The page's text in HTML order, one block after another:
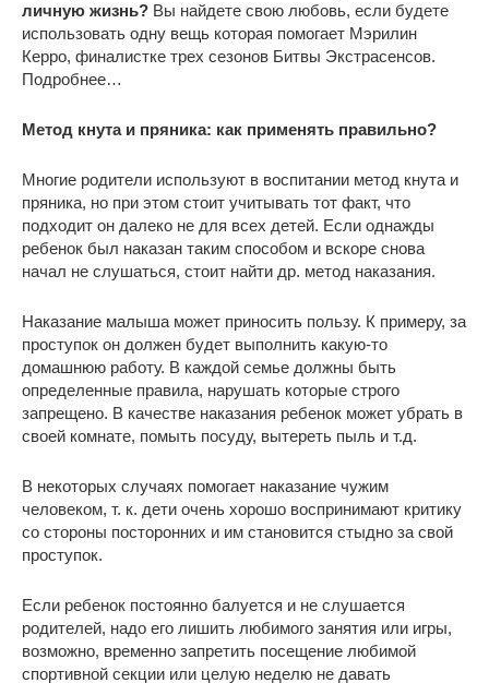
личную жизнь? Вы найдете свою любовь, если будете
использовать одну вещь которая помогает Мэрилин
Керро, финалистке трех сезонов Битвы Экстрасенсов.
Подробнее…
Метод кнута и пряника: как применять правильно?
Многие родители используют в воспитании метод кнута и
пряника, но при этом стоит учитывать тот факт, что
подходит он далеко не для всех детей. Если однажды
ребенок был наказан таким способом и вскоре снова
начал не слушаться, стоит найти др. метод наказания.
Наказание малыша может приносить пользу. К примеру, за
проступок он должен будет выполнить какую-то
домашнюю работу. В каждой семье должны быть
определенные правила, нарушать которые строго
запрещено. В качестве наказания ребенок может убрать в
своей комнате, помыть посуду, вытереть пыль и т.д.
В некоторых случаях помогает наказание чужим
человеком, т. к. дети очень хорошо воспринимают критику
со стороны посторонних и им становится стыдно за свой
проступок.
Если ребенок постоянно балуется и не слушается
родителей, надо его лишить любимого занятия или игры,
возможно, временно запретить посещение любимой
спортивной секции или целую неделю не давать